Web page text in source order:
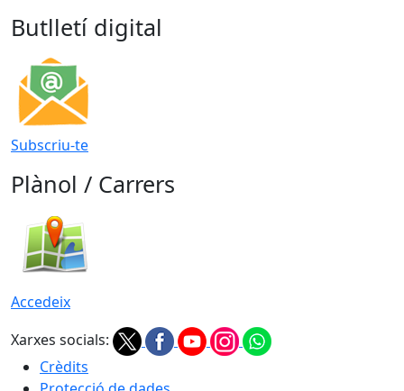
Butlletí digital
Subscriu-te
Plànol / Carrers
Accedeix
Xarxes socials:
Crèdits